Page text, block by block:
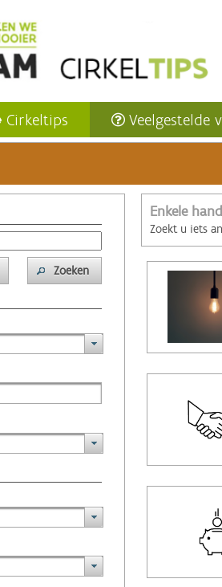
Cirkeltips Veelgestelde
Zoeken
Enkele
Zoekt u iets